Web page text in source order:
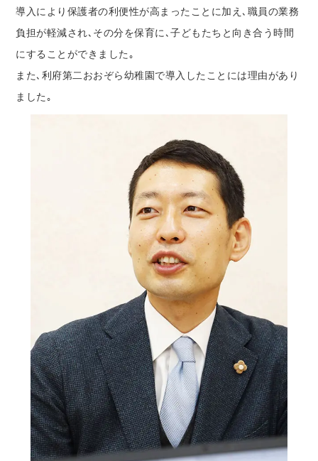
導入により保護者の利便性が高まったことに加え､職員の業務
負担が軽減され､その分を保育に､子どもたちと向き合う時間
にすることができました｡
また､利府第二おおぞら幼稚園で導入したことには理由があり
ました｡